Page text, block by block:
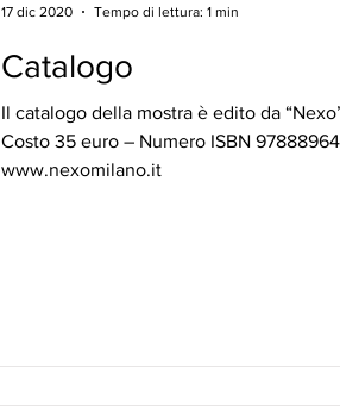
Catalogo
Il catalogo della mostra è edito da
Costo 35 euro – Numero ISBN
www.nexomilano.it
17 dic 2020 Tempo di lettura: 1 min